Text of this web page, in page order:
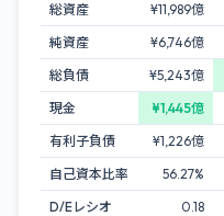
総資産 ¥11,989億
純資産
¥6,746億
総負債
¥5,243億
現金
¥1,445億
有利子負債
¥1,226億
自己資本比率
56.27%
D/Eレシオ
0.18